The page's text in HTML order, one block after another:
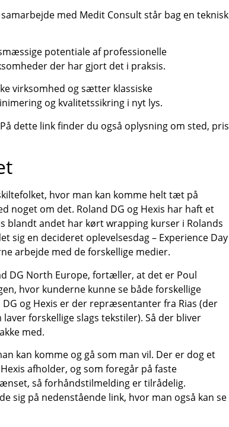
med Medit Consult står bag en teknisk
potentiale af professionelle
der har gjort det i praksis.
virksomhed og sætter klassiske
og kvalitetssikring i nyt lys.
dette link finder du også oplysning om sted, pris
hvor man kan komme helt tæt på
noget om det. Roland DG og Hexis har haft et
andet har kørt wrapping kurser i Rolands
sig en decideret oplevelsesdag – Experience Day
arbejde med de forskellige medier.
DG North Europe, fortæller, at det er Poul
hvor kunderne kunne se både forskellige
og Hexis er der repræsentanter fra Rias (der
forskellige slags tekstiler). Så der bliver
med.
kan komme og gå som man vil. Der er dog et
afholder, og som foregår på faste
så forhåndstilmelding er tilrådelig.
sig på nedenstående link, hvor man også kan se